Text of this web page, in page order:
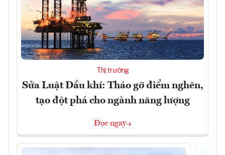
Thị trường
Sửa Luật Dầu khí: Tháo gỡ điểm nghẽn,
tạo đột phá cho ngành năng lượng
Đọc ngay